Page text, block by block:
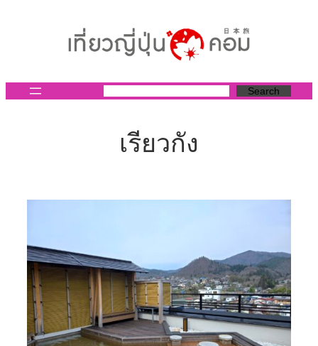
Search
เรียวกัง